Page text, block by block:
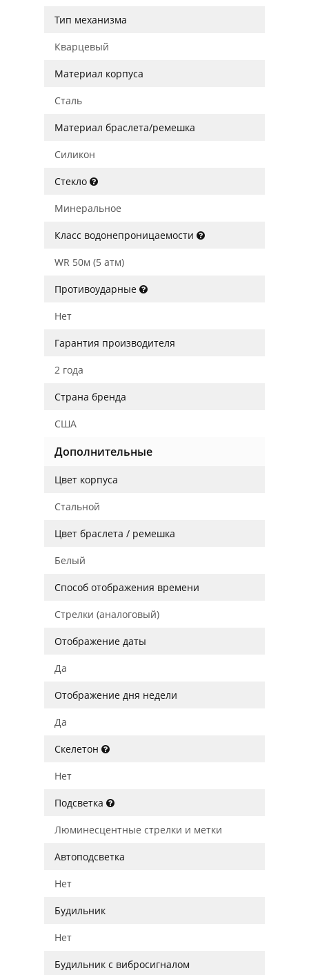
Тип механизма
Кварцевый
Материал корпуса
Сталь
Материал браслета/ремешка
Силикон
Стекло
Минеральное
Класс водонепроницаемости
WR 50м (5 атм)
Противоударные
Нет
Гарантия производителя
2 года
Страна бренда
США
Дополнительные
Цвет корпуса
Стальной
Цвет браслета / ремешка
Белый
Способ отображения времени
Стрелки (аналоговый)
Отображение даты
Да
Отображение дня недели
Да
Скелетон
Нет
Подсветка
Люминесцентные стрелки и метки
Автоподсветка
Нет
Будильник
Нет
Будильник с вибросигналом